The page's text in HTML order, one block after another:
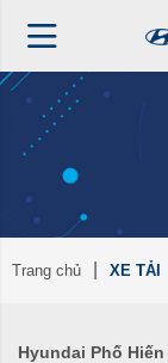
Trang chủ XE TẢI
Hyundai Phố Hiến